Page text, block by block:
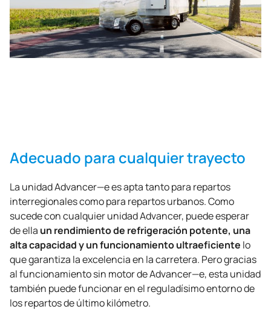
Adecuado para cualquier trayecto
La unidad Advancer—e es apta tanto para repartos
interregionales como para repartos urbanos. Como
sucede con cualquier unidad Advancer, puede esperar
de ella un rendimiento de refrigeración potente, una
alta capacidad y un funcionamiento ultraeficiente lo
que garantiza la excelencia en la carretera. Pero gracias
al funcionamiento sin motor de Advancer—e, esta unidad
también puede funcionar en el reguladísimo entorno de
los repartos de último kilómetro.